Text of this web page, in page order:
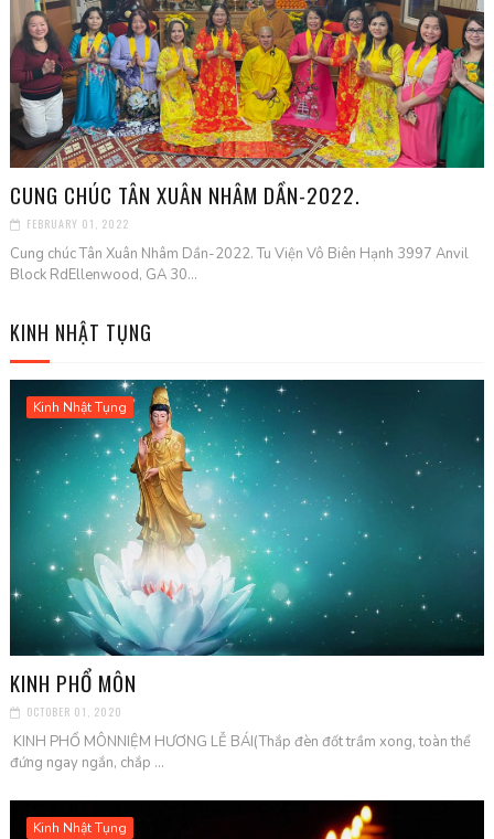
CUNG CHÚC TÂN XUÂN NHÂM DẦN-2022.
FEBRUARY 01, 2022
Cung chúc Tân Xuân Nhâm Dần-2022. Tu Viện Vô Biên Hạnh 3997 Anvil
Block RdEllenwood, GA 30...
KINH NHẬT TỤNG
Kinh Nhật Tụng
KINH PHỔ MÔN
OCTOBER 01, 2020
KINH PHỔ MÔNNIỆM HƯƠNG LỄ BÁI(Thắp đèn đốt trầm xong, toàn thể
đứng ngay ngắn, chắp ...
Kinh Nhật Tụng